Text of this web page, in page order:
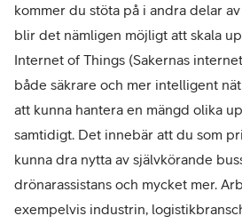
kommer du stöta på i andra delar
blir det nämligen möjligt att skala
Internet of Things (Sakernas
både säkrare och mer intelligent
att kunna hantera en mängd olika
samtidigt. Det innebär att du som
kunna dra nytta av självkörande
drönarassistans och mycket mer.
exempelvis industrin,